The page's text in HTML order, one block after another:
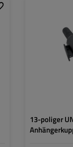
13-poliger